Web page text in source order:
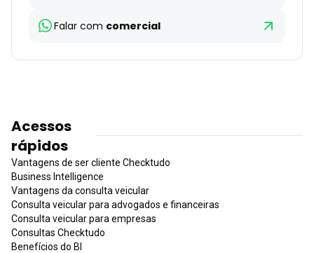
Falar com comercial
Acessos
rápidos
Vantagens de ser cliente Checktudo
Business Intelligence
Vantagens da consulta veicular
Consulta veicular para advogados e financeiras
Consulta veicular para empresas
Consultas Checktudo
Benefícios do BI